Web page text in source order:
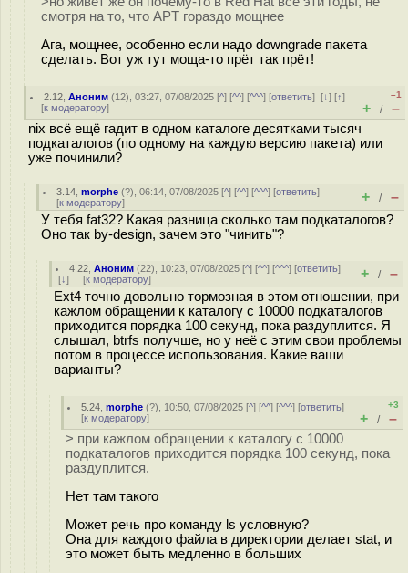
смотря на то, что APT гораздо мощнее
Ага, мощнее, особенно если надо downgrade пакета
сделать. Вот уж тут моща-то прёт так прёт!
2.12 ,Аноним (12), 03:27, 07/08/2025 [^] [^^] [^^^] [ответить][↓] [↑]
[к модератору]
–1
+ / –
nix всё ещё гадит в одном каталоге десятками тысяч
подкаталогов (по одному на каждую версию пакета) или
уже починили?
3.14 ,morphe (?), 06:14, 07/08/2025 [^] [^^] [^^^] [ответить]
[к модератору] + / –
У тебя fat32? Какая разница сколько там подкаталогов?
Оно так by-design, зачем это "чинить"?
4.22 ,Аноним (22), 10:23, 07/08/2025 [^] [^^] [^^^] [ответить]
[↓] [к модератору] + / –
Ext4 точно довольно тормозная в этом отношении, при
кажлом обращении к каталогу с 10000 подкаталогов
приходится порядка 100 секунд, пока раздуплится. Я
слышал, btrfs получше, но у неё с этим свои проблемы
потом в процессе использования. Какие ваши
варианты?
5.24 ,morphe (?), 10:50, 07/08/2025 [^] [^^] [^^^] [ответить]
[к модератору]
+3
+ / –
> при кажлом обращении к каталогу с 10000
подкаталогов приходится порядка 100 секунд, пока
раздуплится.
Нет там такого
Может речь про команду ls условную?
Она для каждого файла в директории делает stat, и
это может быть медленно в больших